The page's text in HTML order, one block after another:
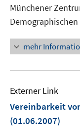
Münchener
Demographischen
mehr
Externer Link
Vereinbarkeit
(01.06.2007)